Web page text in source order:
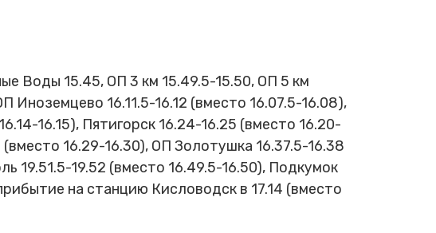
Воды 15.45, ОП 3 км 15.49.5-15.50, ОП 5 км
Иноземцево 16.11.5-16.12 (вместо 16.07.5-16.08),
16.15), Пятигорск 16.24-16.25 (вместо 16.20-
16.29-16.30), ОП Золотушка 16.37.5-16.38
19.51.5-19.52 (вместо 16.49.5-16.50), Подкумок
на станцию Кисловодск в 17.14 (вместо